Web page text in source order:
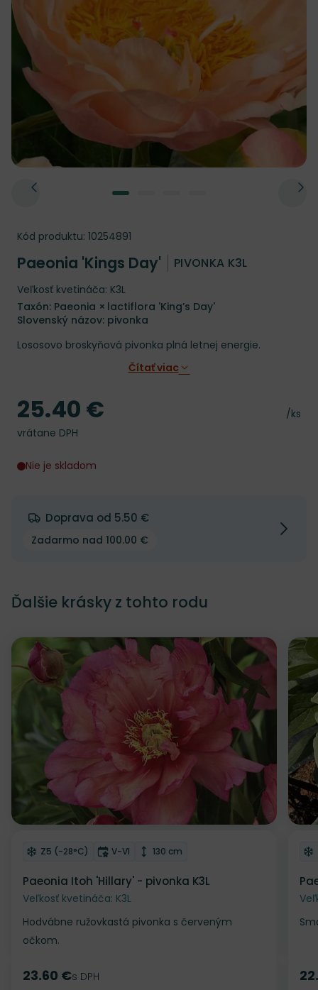
Kód produktu: 10254891
Paeonia 'Kings Day' PIVONKA K3L
Veľkosť kvetináča: K3L
Taxón: Paeonia × lactiflora 'King’s Day'
Slovenský názov: pivonka
Lososovo broskyňová pivonka plná letnej energie.
Čítať viac
Cena
/ks
Cena
25.40 €
vrátane DPH
Nie je skladom
Doprava od 5.50 €
Zadarmo nad 100.00 €
Ďalšie krásky z tohto rodu
Odober do zoznamu želaní
Mrazuvzdornosť
Z5 (-28°C) Doba kvitnutia
V-VI Výška rastliny
130 cm
Paeonia Itoh 'Hillary' - pivonka K3L
Veľkosť kvetináča: K3L
Hodvábne ružovkastá pivonka s červeným
očkom.
Cena
23.60 €s DPH